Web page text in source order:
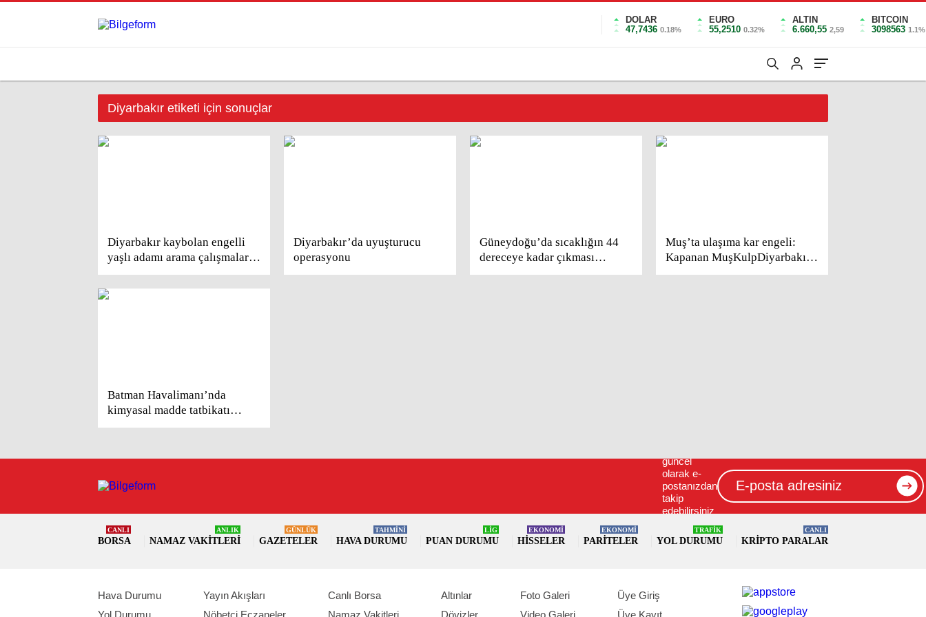
DOLAR
47,7436 0.18%
EURO
55,2510 0.32%
ALTIN
6.660,55 2,59
BITCOIN
3098563 1.1%
Diyarbakır etiketi için sonuçlar
Diyarbakır kaybolan engelli
yaşlı adamı arama çalışmaları
sürüyor
Diyarbakır’da uyuşturucu
operasyonu
Güneydoğu’da sıcaklığın 44
dereceye kadar çıkması
bekleniyor
Muş’ta ulaşıma kar engeli:
Kapanan MuşKulpDiyarbakır
yolunu açma çalışmaları
Batman Havalimanı’nda
kimyasal madde tatbikatı
yapıldı
güncel
olarak e-
postanızdan
takip
edebilirsiniz
BORSA
CANLI
NAMAZ VAKITLERI
ANLIK
GAZETELER
GÜNLÜK
HAVA DURUMU
TAHMİNİ
PUAN DURUMU
LİG
HISSELER
EKONOMİ
PARITELER
EKONOMİ
YOL DURUMU
TRAFİK
KRIPTO PARALAR
CANLI
Hava Durumu
Yol Durumu
Yayın Akışları
Nöbetçi Eczaneler
Canlı Borsa
Namaz Vakitleri
Altınlar
Dövizler
Foto Galeri
Video Galeri
Üye Giriş
Üye Kayıt